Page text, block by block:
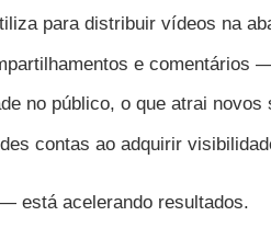
para distribuir vídeos na
e comentários
no público, o que atrai novos
contas ao adquirir
está acelerando resultados.